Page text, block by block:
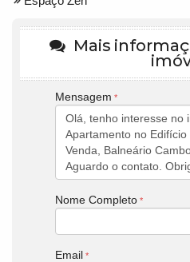
Mais
Mensagem
Nome Completo
Email